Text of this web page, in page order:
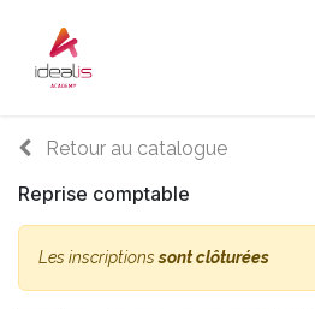
Retour au catalogue
Reprise comptable
Les inscriptionssont clôturées